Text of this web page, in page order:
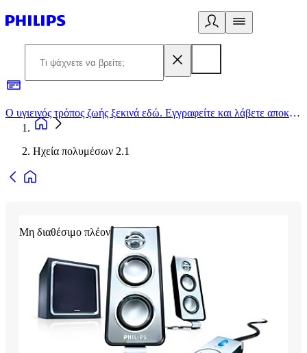
Ο υγιεινός τρόπος ζωής ξεκινά εδώ. Εγγραφείτε και λάβετε αποκλειστικές προσφορές
Ηχεία πολυμέσων 2.1
Μη διαθέσιμο πλέον